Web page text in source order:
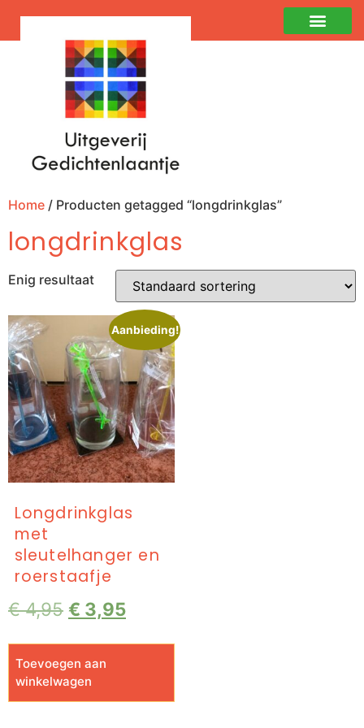
Home / Producten getagged “longdrinkglas”
longdrinkglas
Enig resultaat
Aanbieding!
Longdrinkglas
met
sleutelhanger en
roerstaafje
€4,95 € 3,95
Toevoegen aan
winkelwagen